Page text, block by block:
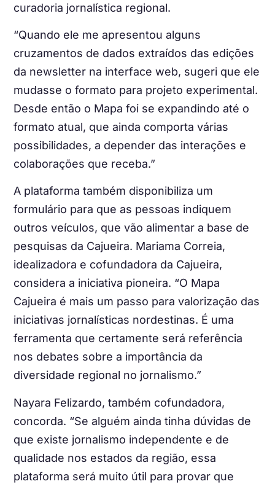
curadoria jornalística regional.
“Quando ele me apresentou alguns
cruzamentos de dados extraídos das edições
da newsletter na interface web, sugeri que ele
mudasse o formato para projeto experimental.
Desde então o Mapa foi se expandindo até o
formato atual, que ainda comporta várias
possibilidades, a depender das interações e
colaborações que receba.”
A plataforma também disponibiliza um
formulário para que as pessoas indiquem
outros veículos, que vão alimentar a base de
pesquisas da Cajueira. Mariama Correia,
idealizadora e cofundadora da Cajueira,
considera a iniciativa pioneira. “O Mapa
Cajueira é mais um passo para valorização das
iniciativas jornalísticas nordestinas. É uma
ferramenta que certamente será referência
nos debates sobre a importância da
diversidade regional no jornalismo.”
Nayara Felizardo, também cofundadora,
concorda. “Se alguém ainda tinha dúvidas de
que existe jornalismo independente e de
qualidade nos estados da região, essa
plataforma será muito útil para provar que